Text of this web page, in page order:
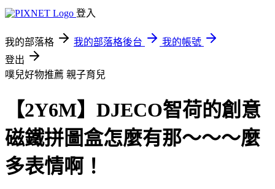
登入
我的部落格 我的部落格後台
我的帳號
登出
噗兒好物推薦 親子育兒
【2Y6M】DJECO智荷的創意
磁鐵拼圖盒怎麼有那～～～麼
多表情啊！